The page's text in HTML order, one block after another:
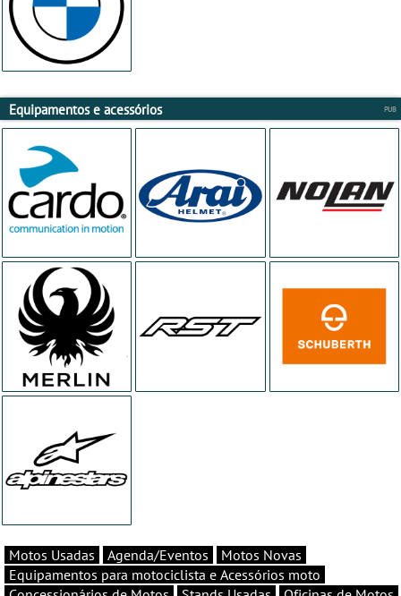
Equipamentos e acessórios
Motos Usadas Agenda/Eventos
Motos Novas
Equipamentos para motociclista e Acessórios moto